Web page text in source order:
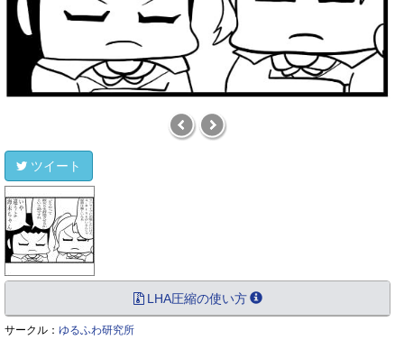
ツイート
LHA圧縮の使い方
サークル： ゆるふわ研究所